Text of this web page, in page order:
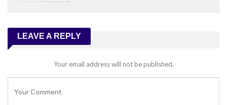
LEAVE A REPLY
Your email address will not be published.